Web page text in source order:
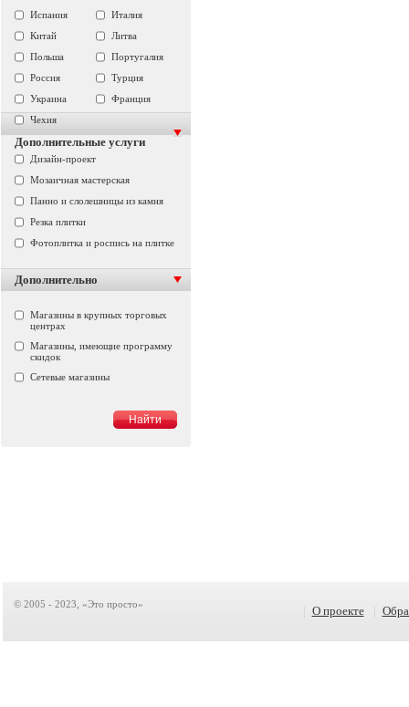
Испания
Италия
Китай
Литва
Польша
Португалия
Россия
Турция
Украина
Франция
Чехия
Дополнительные услуги
Дизайн-проект
Мозаичная мастерская
Панно и слолешницы из камня
Резка плитки
Фотоплитка и роспись на плитке
Дополнительно
Магазины в крупных торговых
центрах
Магазины, имеющие программу
скидок
Сетевые магазины
© 2005 - 2023, «Это просто» О проекте